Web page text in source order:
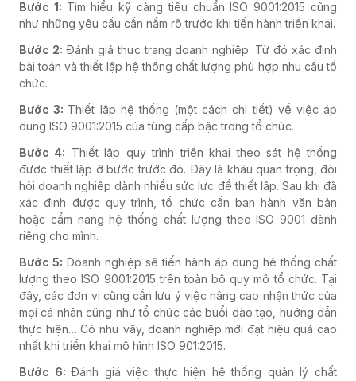
Bước 1: Tìm hiểu kỹ càng tiêu chuẩn ISO 9001:2015 cũng
như những yêu cầu cần nắm rõ trước khi tiến hành triển khai.
Bước 2: Đánh giá thực trạng doanh nghiệp. Từ đó xác định
bài toán và thiết lập hệ thống chất lượng phù hợp nhu cầu tổ
chức.
Bước 3: Thiết lập hệ thống (một cách chi tiết) về việc áp
dụng ISO 9001:2015 của từng cấp bậc trong tổ chức.
Bước 4: Thiết lập quy trình triển khai theo sát hệ thống
được thiết lập ở bước trước đó. Đây là khâu quan trọng, đòi
hỏi doanh nghiệp dành nhiều sức lực để thiết lập. Sau khi đã
xác định được quy trình, tổ chức cần ban hành văn bản
hoặc cẩm nang hệ thống chất lượng theo ISO 9001 dành
riêng cho mình.
Bước 5: Doanh nghiệp sẽ tiến hành áp dụng hệ thống chất
lượng theo ISO 9001:2015 trên toàn bộ quy mô tổ chức. Tại
đây, các đơn vị cũng cần lưu ý việc nâng cao nhận thức của
mọi cá nhân cũng như tổ chức các buổi đào tạo, hướng dẫn
thực hiện… Có như vậy, doanh nghiệp mới đạt hiệu quả cao
nhất khi triển khai mô hình ISO 901:2015.
Bước 6:Đánh giá việc thực hiện hệ thống quản lý chất